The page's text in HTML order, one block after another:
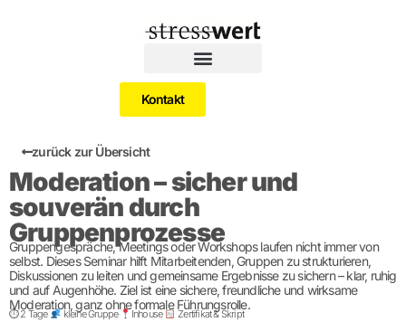
Kontakt
zurück zur Übersicht
Moderation – sicher und
souverän durch
Gruppenprozesse
Gruppengespräche, Meetings oder Workshops laufen nicht immer von
selbst. Dieses Seminar hilft Mitarbeitenden, Gruppen zu strukturieren,
Diskussionen zu leiten und gemeinsame Ergebnisse zu sichern – klar, ruhig
und auf Augenhöhe. Ziel ist eine sichere, freundliche und wirksame
Moderation, ganz ohne formale Führungsrolle.
⏱ 2 Tage kleine Gruppe Inhouse Zertifikat & Skript